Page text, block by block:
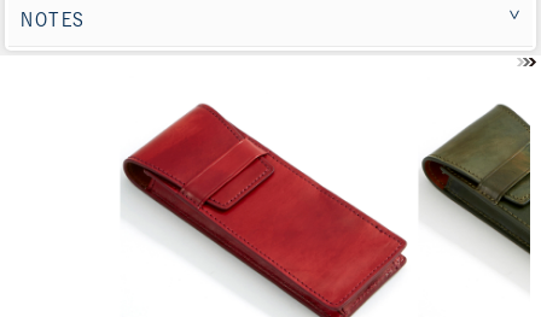
NOTES